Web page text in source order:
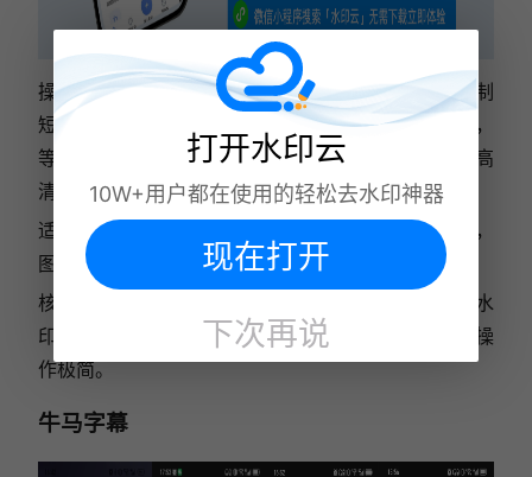
操作流程：打开微信搜索“水印云”，进入小程序；复制
短视频平台素材链接，粘贴至解析框；点击一键解析，
等待系统去除水印、清除字幕；解析完成后直接保存高
清素材至手机相册。
适配场景：主流平台短视频，同时支持图片水印去除，
图文素材通用。
核心亮点：AI智能修复复杂水印，半透明水印、叠印水
印都能无痕处理，画质保留度高，无强制广告，新手操
作极简。
牛马字幕
打开水印云
10W+用户都在使用的轻松去水印神器
现在打开
下次再说